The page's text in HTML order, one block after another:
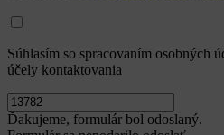
Spracovanie osobných údajov|
aktualizovať natejtostránke.